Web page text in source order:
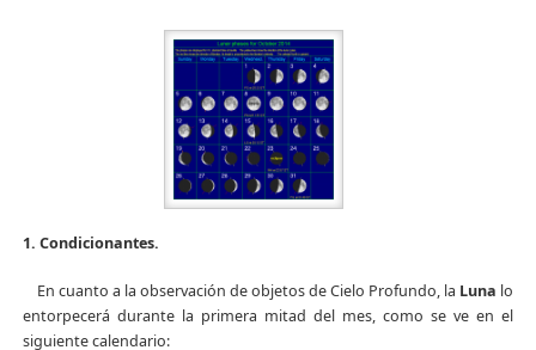
1. Condicionantes.
En cuanto a la observación de objetos de Cielo Profundo, la Luna lo
entorpecerá durante la primera mitad del mes, como se ve en el
siguiente calendario: